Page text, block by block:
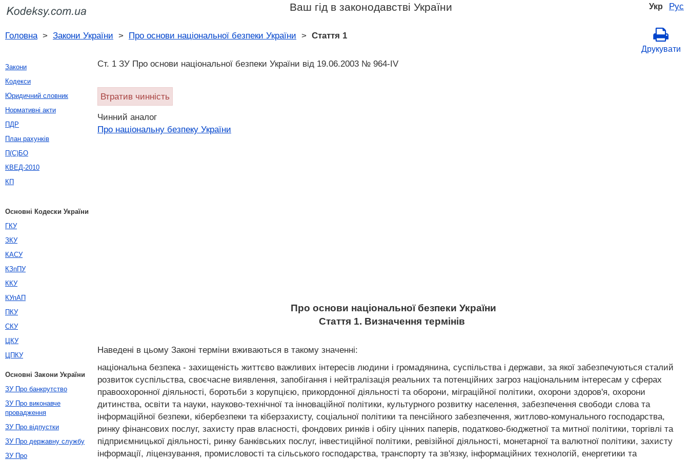
Укр Рус
Ваш гід в законодавстві України
Головна> Закони України > Про основи національної безпеки України > Стаття 1
Друкувати
Ст. 1 ЗУ Про основи національної безпеки України від 19.06.2003 № 964-IV
Втратив чинність
Чинний аналог
Про національну безпеку України
Про основи національної безпеки України
Стаття 1. Визначення термінів
Наведені в цьому Законі терміни вживаються в такому значенні:
національна безпека - захищеність життєво важливих інтересів людини і громадянина, суспільства і держави, за якої забезпечуються сталий
розвиток суспільства, своєчасне виявлення, запобігання і нейтралізація реальних та потенційних загроз національним інтересам у сферах
правоохоронної діяльності, боротьби з корупцією, прикордонної діяльності та оборони, міграційної політики, охорони здоров'я, охорони
дитинства, освіти та науки, науково-технічної та інноваційної політики, культурного розвитку населення, забезпечення свободи слова та
інформаційної безпеки, кібербезпеки та кіберзахисту, соціальної політики та пенсійного забезпечення, житлово-комунального господарства,
ринку фінансових послуг, захисту прав власності, фондових ринків і обігу цінних паперів, податково-бюджетної та митної політики, торгівлі та
підприємницької діяльності, ринку банківських послуг, інвестиційної політики, ревізійної діяльності, монетарної та валютної політики, захисту
інформації, ліцензування, промисловості та сільського господарства, транспорту та зв'язку, інформаційних технологій, енергетики та
Закони
Кодекси
Юридичний словник
Нормативні акти
ПДР
План рахунків
П(С)БО
КВЕД-2010
КП
Основні Кодески України
ГКУ
ЗКУ
КАСУ
КЗпПУ
ККУ
КУпАП
ПКУ
СКУ
ЦКУ
ЦПКУ
Основні Закони України
ЗУ Про банкрутство
ЗУ Про виконавче
провадження
ЗУ Про відпустки
ЗУ Про державну службу
ЗУ Про